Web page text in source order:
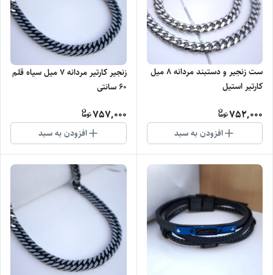
ست زنجیر و دستبند مردانه ۸ میل
کارتیر استیل
752,000
افزودن به سبد
زنجیر کارتیر مردانه ۷ میل سیاه قلم
60 سانتی
757,000
افزودن به سبد